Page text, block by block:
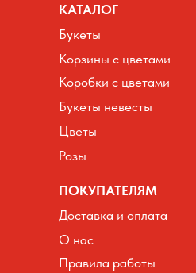
КАТАЛОГ
ПОКУПАТЕЛЯМ
Букеты
Корзины с цветами
Коробки с цветами
Цветы
Розы
Букеты невесты
Доставка и оплата
О нас
Правила работы